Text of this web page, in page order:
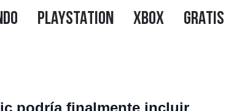
podría finalmente incluir